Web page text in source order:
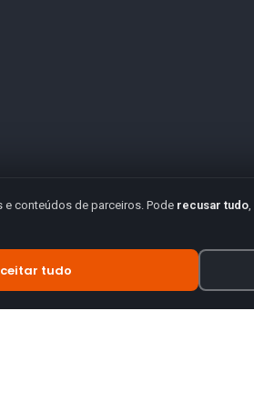
conteúdos de parceiros. Pode recusar tudo,
tudo